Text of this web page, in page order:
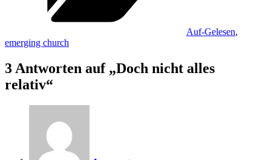
Auf-Gelesen,
emerging church
3 Antworten auf „Doch nicht alles
relativ“